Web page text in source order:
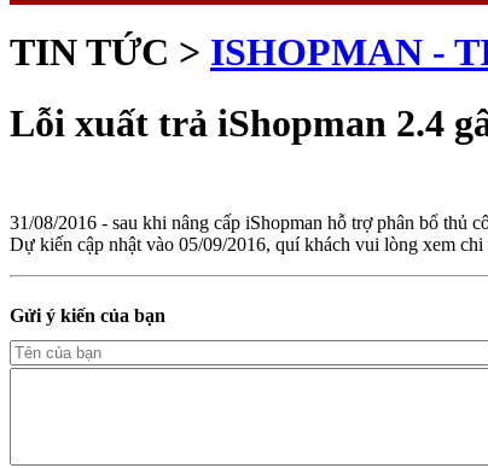
TIN TỨC > ISHOPMAN -
Lỗi xuất trả iShopman 2.4
31/08/2016 - sau khi nâng cấp iShopman hỗ trợ phân bổ thủ
Dự kiến cập nhật vào 05/09/2016, quí khách vui lòng xem
Gửi ý kiến của bạn